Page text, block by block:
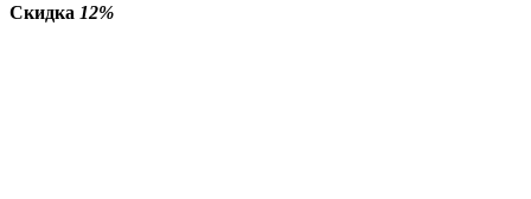
Скидка 12%